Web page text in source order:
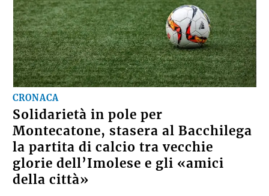
CRONACA
Solidarietà in pole per
Montecatone, stasera al Bacchilega
la partita di calcio tra vecchie
glorie dell’Imolese e gli «amici
della città»